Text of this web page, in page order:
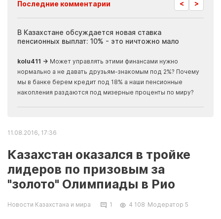
Последние комментарии < >
В Казахстане обсуждается новая ставка
пенсионных выплат: 10% - это ничтожно мало
kolu411 → Может управлять этими финансами нужно
нормально а не давать друзьям-знакомым под 2%? Почему
мы в банке берем кредит под 18% а наши пенсионные
накопления раздаются под мизерные проценты по миру?
11.08.2016, 17:36
Казахстан оказался в тройке
лидеров по призовым за
"золото" Олимпиады в Рио
Новости Казахстана и мира 1 4 108 Модератор 5